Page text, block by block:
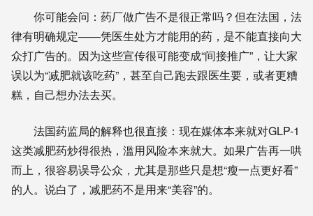
你可能会问：药厂做广告不是很正常吗？但在法国，法
律有明确规定——凭医生处方才能用的药，是不能直接向大
众打广告的。因为这些宣传很可能变成“间接推广”，让大家
误以为“减肥就该吃药”，甚至自己跑去跟医生要，或者更糟
糕，自己想办法去买。
法国药监局的解释也很直接：现在媒体本来就对GLP-1
这类减肥药炒得很热，滥用风险本来就大。如果广告再一哄
而上，很容易误导公众，尤其是那些只是想“瘦一点更好看”
的人。说白了，减肥药不是用来“美容”的。